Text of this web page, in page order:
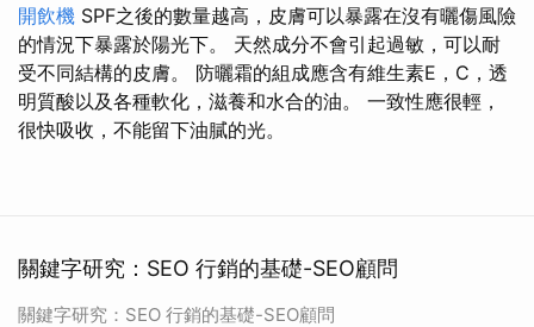
開飲機 SPF之後的數量越高，皮膚可以暴露在沒有曬傷風險
的情況下暴露於陽光下。 天然成分不會引起過敏，可以耐
受不同結構的皮膚。 防曬霜的組成應含有維生素E，C，透
明質酸以及各種軟化，滋養和水合的油。 一致性應很輕，
很快吸收，不能留下油膩的光。
關鍵字研究：SEO 行銷的基礎-SEO顧問
關鍵字研究：SEO 行銷的基礎-SEO顧問